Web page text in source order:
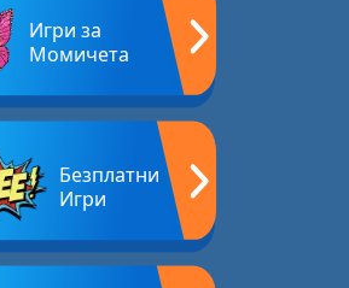
Игри за
Момичета
Безплатни
Игри